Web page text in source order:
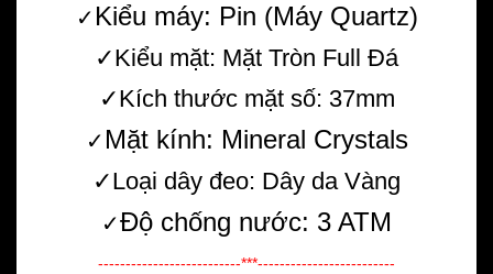
✓ Kiểu máy: Pin (Máy Quartz)
✓Kiểu mặt: Mặt Tròn Full Đá
✓Kích thước mặt số: 37mm
✓ Mặt kính: Mineral Crystals
✓Loại dây đeo: Dây da Vàng
✓Độ chống nước: 3 ATM
--------------------------***-------------------------